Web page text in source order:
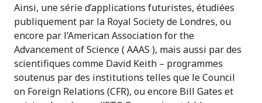
Ainsi, une série d’applications futuristes, étudiées
publiquement par la Royal Society de Londres, ou
encore par l’American Association for the
Advancement of Science ( AAAS ), mais aussi par des
scientifiques comme David Keith – programmes
soutenus par des institutions telles que le Council
on Foreign Relations (CFR), ou encore Bill Gates et